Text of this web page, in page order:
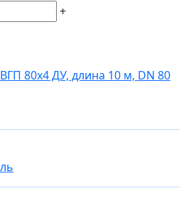
+
80х4 ДУ, длина 10 м, DN 80